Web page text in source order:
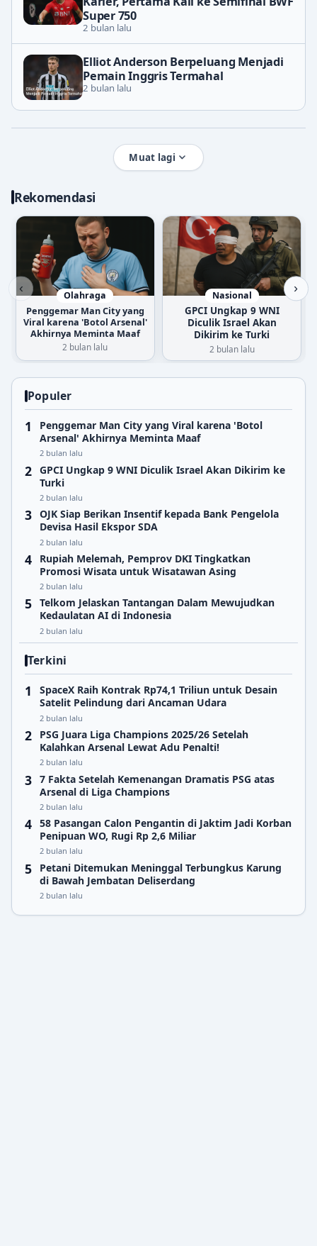
Super 750
2 bulan lalu
Elliot Anderson Berpeluang Menjadi
Pemain Inggris Termahal
2 bulan lalu
Muat lagi
Rekomendasi
‹ Olahraga
Penggemar Man City yang
Viral karena 'Botol Arsenal'
Akhirnya Meminta Maaf
2 bulan lalu
Nasional
GPCI Ungkap 9 WNI
Diculik Israel Akan
Dikirim ke Turki
2 bulan lalu
›
Populer
Penggemar Man City yang Viral karena 'Botol
Arsenal' Akhirnya Meminta Maaf
2 bulan lalu
GPCI Ungkap 9 WNI Diculik Israel Akan Dikirim ke
Turki
2 bulan lalu
OJK Siap Berikan Insentif kepada Bank Pengelola
Devisa Hasil Ekspor SDA
2 bulan lalu
Rupiah Melemah, Pemprov DKI Tingkatkan
Promosi Wisata untuk Wisatawan Asing
2 bulan lalu
Telkom Jelaskan Tantangan Dalam Mewujudkan
Kedaulatan AI di Indonesia
2 bulan lalu
Terkini
SpaceX Raih Kontrak Rp74,1 Triliun untuk Desain
Satelit Pelindung dari Ancaman Udara
2 bulan lalu
PSG Juara Liga Champions 2025/26 Setelah
Kalahkan Arsenal Lewat Adu Penalti!
2 bulan lalu
7 Fakta Setelah Kemenangan Dramatis PSG atas
Arsenal di Liga Champions
2 bulan lalu
58 Pasangan Calon Pengantin di Jaktim Jadi Korban
Penipuan WO, Rugi Rp 2,6 Miliar
2 bulan lalu
Petani Ditemukan Meninggal Terbungkus Karung
di Bawah Jembatan Deliserdang
2 bulan lalu